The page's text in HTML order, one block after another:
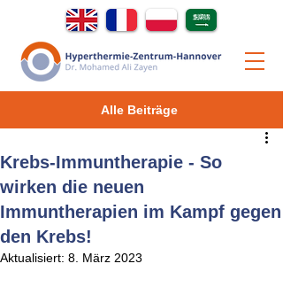
Alle Beiträge
Krebs-Immuntherapie - So
wirken die neuen
Immuntherapien im Kampf gegen
den Krebs!
Aktualisiert: 8. März 2023